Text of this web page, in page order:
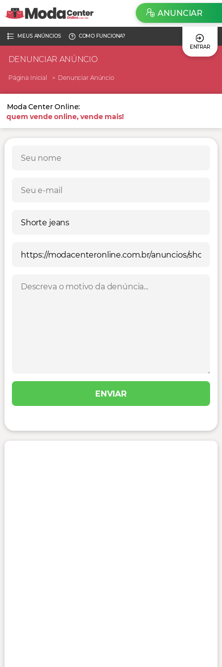
MEUS ANÚNCIOS
COMO FUNCIONA?
ENTRAR
ANUNCIAR
DENUNCIAR ANÚNCIO
Página Inicial Denunciar Anúncio
Moda Center Online:
quem vende online, vende mais!